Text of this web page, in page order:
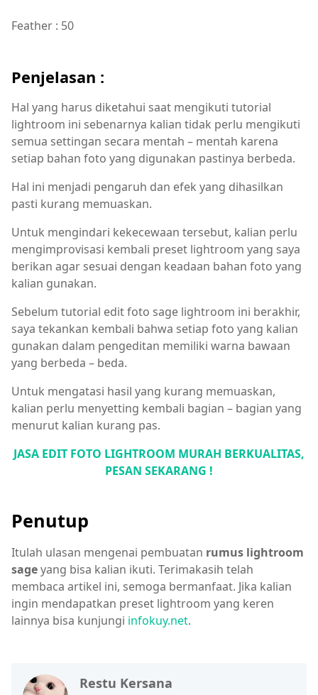
Feather : 50
Penjelasan :
Hal yang harus diketahui saat mengikuti tutorial
lightroom ini sebenarnya kalian tidak perlu mengikuti
semua settingan secara mentah – mentah karena
setiap bahan foto yang digunakan pastinya berbeda.
Hal ini menjadi pengaruh dan efek yang dihasilkan
pasti kurang memuaskan.
Untuk mengindari kekecewaan tersebut, kalian perlu
mengimprovisasi kembali preset lightroom yang saya
berikan agar sesuai dengan keadaan bahan foto yang
kalian gunakan.
Sebelum tutorial edit foto sage lightroom ini berakhir,
saya tekankan kembali bahwa setiap foto yang kalian
gunakan dalam pengeditan memiliki warna bawaan
yang berbeda – beda.
Untuk mengatasi hasil yang kurang memuaskan,
kalian perlu menyetting kembali bagian – bagian yang
menurut kalian kurang pas.
JASA EDIT FOTO LIGHTROOM MURAH BERKUALITAS,
PESAN SEKARANG !
Penutup
Itulah ulasan mengenai pembuatan rumus lightroom
sageyang bisa kalian ikuti. Terimakasih telah
membaca artikel ini, semoga bermanfaat. Jika kalian
ingin mendapatkan preset lightroom yang keren
lainnya bisa kunjungi infokuy.net.
Restu Kersana